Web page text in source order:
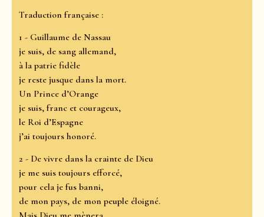
Traduction française :
1 - Guillaume de Nassau
je suis, de sang allemand,
à la patrie fidèle
je reste jusque dans la mort.
Un Prince d’Orange
je suis, franc et courageux,
le Roi d’Espagne
j’ai toujours honoré.
2 - De vivre dans la crainte de Dieu
je me suis toujours efforcé,
pour cela je fus banni,
de mon pays, de mon peuple éloigné.